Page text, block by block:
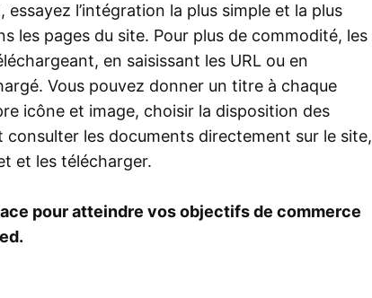
essayez l’intégration la plus simple et la plus
les pages du site. Pour plus de commodité, les
en saisissant les URL ou en
Vous pouvez donner un titre à chaque
icône et image, choisir la disposition des
les documents directement sur le site,
et les télécharger.
pour atteindre vos objectifs de commerce